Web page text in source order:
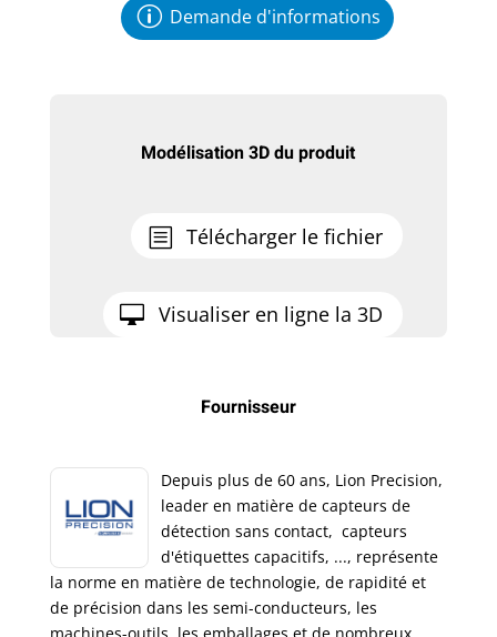
Demande d'informations
Modélisation 3D du produit
Télécharger le fichier
Visualiser en ligne la 3D
Fournisseur
Depuis plus de 60 ans, Lion Precision,
leader en matière de capteurs de
détection sans contact, capteurs
d'étiquettes capacitifs, ..., représente
la norme en matière de technologie, de rapidité et
de précision dans les semi-conducteurs, les